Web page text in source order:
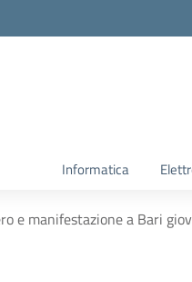
Informatica
e manifestazione a Bari